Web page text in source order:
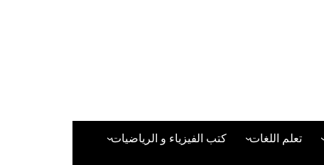
تعلم اللغات كتب الفيزياء و الرياضيات